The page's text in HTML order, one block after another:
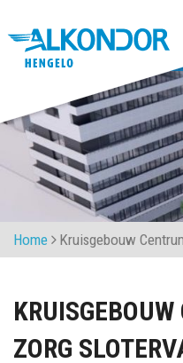
Home Kruisgebouw
ZORG